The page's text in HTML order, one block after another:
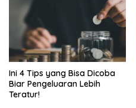
Ini 4 Tips yang Bisa Dicoba
Biar Pengeluaran Lebih
Teratur!